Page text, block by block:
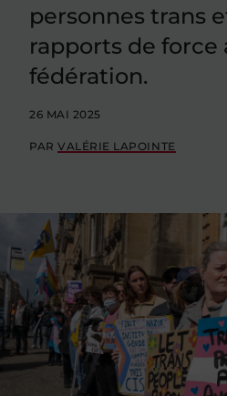
personnes trans
rapports de force
fédération.
26 MAI 2025
PARVALÉRIE LAPOINTE